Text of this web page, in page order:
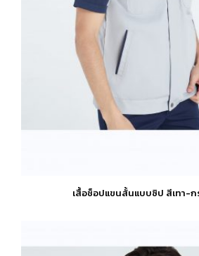
เสื้อช็อปแขนสั้นแบบซิป สีเทา-ก
has